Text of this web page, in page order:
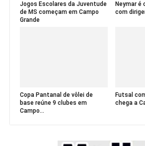
Jogos Escolares da Juventude
de MS começam em Campo
Grande
Neymar
com
Copa Pantanal de vôlei de
base reúne 9 clubes em
Campo...
Futsal
chega a